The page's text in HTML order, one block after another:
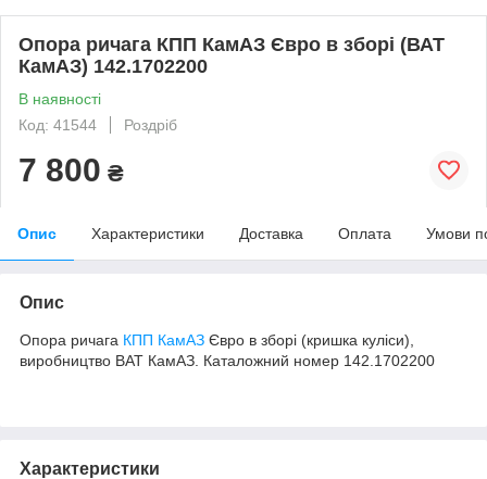
Опора ричага КПП КамАЗ Євро в зборі (ВАТ
КамАЗ) 142.1702200
В наявності
Код: 41544
Роздріб
7 800 ₴
Опис Характеристики Доставка Оплата Умови
Опис
Опора ричага КПП КамАЗ Євро в зборі (кришка куліси),
виробництво ВАТ КамАЗ. Каталожний номер 142.1702200
Характеристики